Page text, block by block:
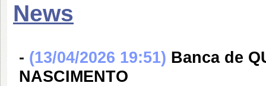
News
- (13/04/2026 19:51) Banca de
NASCIMENTO